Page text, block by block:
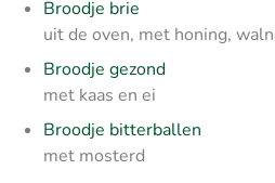
Broodje brie
uit de oven, met honing,
Broodje gezond
met kaas en ei
Broodje bitterballen
met mosterd